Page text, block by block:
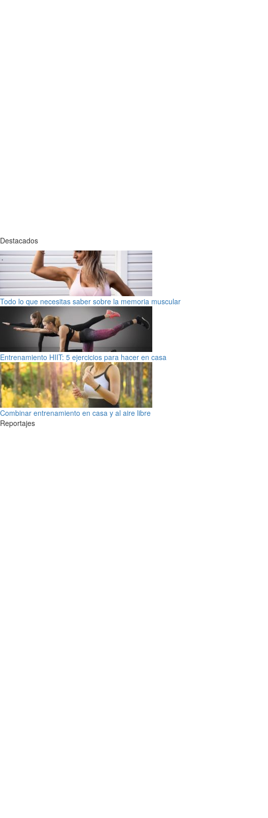
Destacados
Todo lo que necesitas saber sobre la memoria muscular
Entrenamiento HIIT: 5 ejercicios para hacer en casa
Combinar entrenamiento en casa y al aire libre
Reportajes